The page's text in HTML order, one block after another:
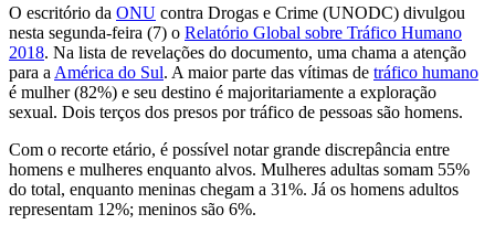
O escritório da ONU contra Drogas e Crime (UNODC) divulgou
nesta segunda-feira (7) o Relatório Global sobre Tráfico Humano
2018. Na lista de revelações do documento, uma chama a atenção
para a América do Sul. A maior parte das vítimas de tráfico humano
é mulher (82%) e seu destino é majoritariamente a exploração
sexual. Dois terços dos presos por tráfico de pessoas são homens.
Com o recorte etário, é possível notar grande discrepância entre
homens e mulheres enquanto alvos. Mulheres adultas somam 55%
do total, enquanto meninas chegam a 31%. Já os homens adultos
representam 12%; meninos são 6%.